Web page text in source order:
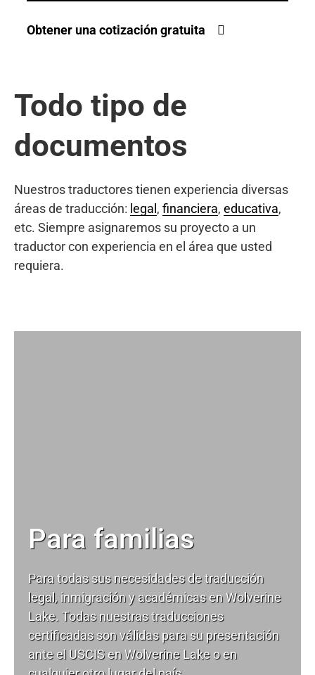
Obtener una cotización gratuita
Todo tipo de
documentos
Nuestros traductores tienen experiencia diversas
áreas de traducción: legal , financiera, educativa,
etc. Siempre asignaremos su proyecto a un
traductor con experiencia en el área que usted
requiera.
Para familias
Para todas sus necesidades detraducción
legal, inmigración y académicas en Wolverine
Lake. Todas nuestras traducciones
certificadas son válidas para su presentación
ante el USCIS en Wolverine Lake o en